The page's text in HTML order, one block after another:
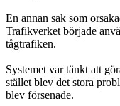
En annan sak som
Trafikverket började
tågtrafiken.
Systemet var tänkt att
stället blev det stora
blev försenade.